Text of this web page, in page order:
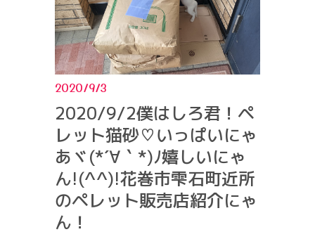
2020/9/3
2020/9/2僕はしろ君！ペ
レット猫砂♡いっぱいにゃ
あヾ(*´∀｀*)ﾉ嬉しいにゃ
ん!(^^)!花巻市雫石町近所
のペレット販売店紹介にゃ
ん！